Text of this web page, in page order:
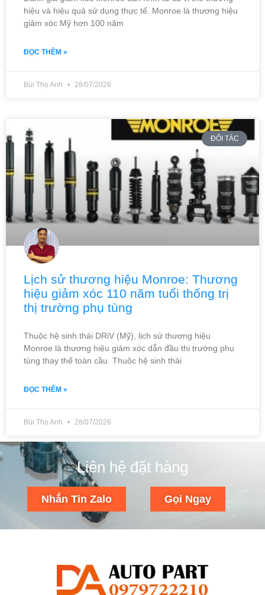
hiệu và hiệu quả sử dụng thực tế. Monroe là thương hiệu
giảm xóc Mỹ hơn 100 năm
ĐỌC THÊM »
Bùi Thọ Anh 28/07/2026
ĐỐI TÁC
Lịch sử thương hiệu Monroe: Thương
hiệu giảm xóc 110 năm tuổi thống trị
thị trường phụ tùng
Thuộc hệ sinh thái DRiV (Mỹ), lịch sử thương hiệu
Monroe là thương hiệu giảm xóc dẫn đầu thị trường phụ
tùng thay thế toàn cầu. Thuộc hệ sinh thái
ĐỌC THÊM »
Bùi Thọ Anh 28/07/2026
Liên hệ đặt hàng
Nhắn Tin Zalo Gọi Ngay